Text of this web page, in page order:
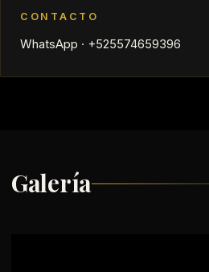
CONTACTO
WhatsApp · +525574659396
Galería